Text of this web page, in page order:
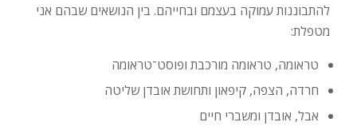
להתבוננות עמוקה בעצמם ובחייהם. בין הנושאים שבהם אני
מטפלת:
טראומה, טראומה מורכבת ופוסט־טראומה
חרדה, הצפה, קיפאון ותחושת אובדן שליטה
אבל, אובדן ומשברי חיים